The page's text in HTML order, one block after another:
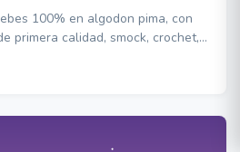
100% en algodon pima, con
primera calidad, smock, crochet,